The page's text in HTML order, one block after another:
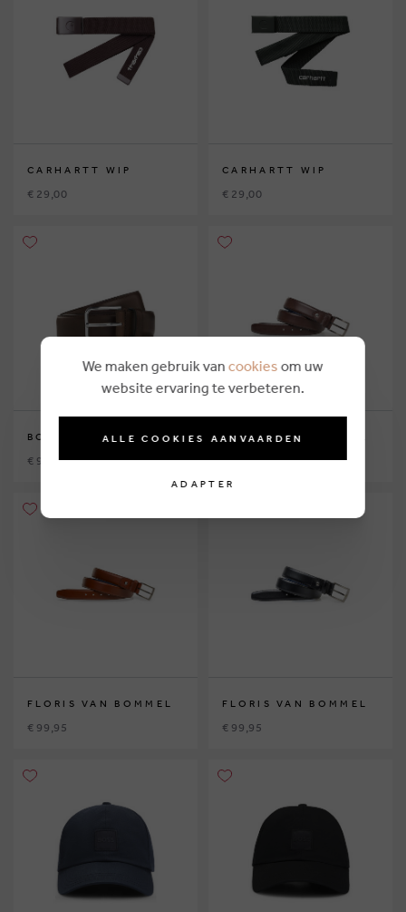
CARHARTT WIP
€ 29,00
CARHARTT WIP
€ 29,00
BOSS
€ 99,00
FLORIS VAN BOMMEL
€ 99,95
FLORIS VAN BOMMEL
€ 99,95
FLORIS VAN BOMMEL
€ 99,95
We maken gebruik van cookies om uw
website ervaring te verbeteren.
ALLE COOKIES AANVAARDEN
ADAPTER